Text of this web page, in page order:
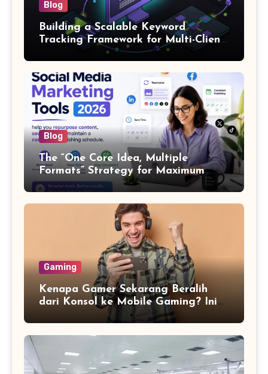
Blog
Building a Scalable Keyword
Tracking Framework for Multi-Client
SEO Agencies
Blog
The “One Core Idea, Multiple
Formats” Strategy for Maximum
Content Output
Gaming
Kenapa Gamer Sekarang Beralih
dari Konsol ke Mobile Gaming? Ini